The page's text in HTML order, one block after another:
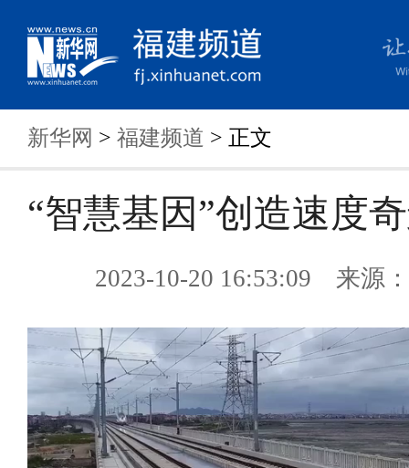
新华网 > 福建频道 > 正文
“智慧基因”创造速度
2023-10-20 16:53:09 来源